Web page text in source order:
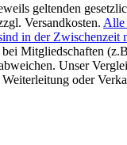
geltenden
Versandkosten. Alle
in der Zwischenzeit
Mitgliedschaften
Unser
oder